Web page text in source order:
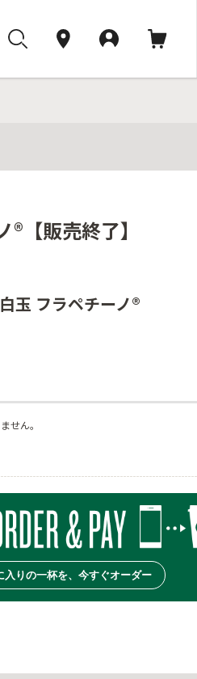
【販売終了】
玉 フラペチーノ®
せん。
入りの一杯を、今すぐオーダー